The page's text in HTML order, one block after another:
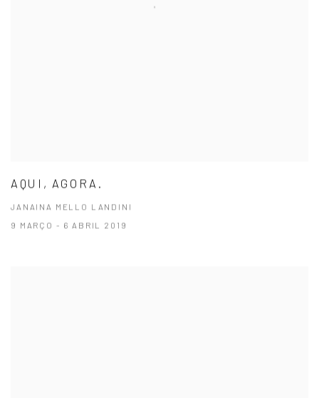
AQUI, AGORA.
JANAINA MELLO LANDINI
9 MARÇO - 6 ABRIL 2019